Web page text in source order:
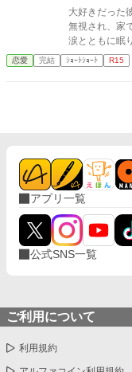
に近づいていく――。 無愛想な上司に、
れじれ溺愛・執着オフィ
す。 登場する
大好きだった
無視され、家
涙とともに眠
関係は、予想
恋愛 完結 ｼｮｰﾄｼｮｰﾄ R15
アプリ一覧
公式SNS一覧
ご利用について
利用規約